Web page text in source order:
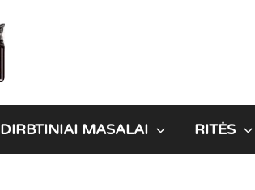
DIRBTINIAI MASALAI RITĖS